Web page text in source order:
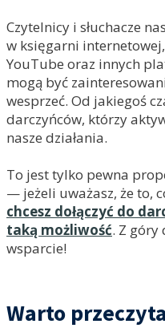
Czytelnicy i słuchacze
w księgarni
YouTube oraz innych
mogą być
wesprzeć. Od jakiegoś
darczyńców, którzy
nasze działania.
To jest tylko pewna
— jeżeli uważasz, że to,
chcesz dołączyć do
taką możliwość. Z góry
wsparcie!
Warto